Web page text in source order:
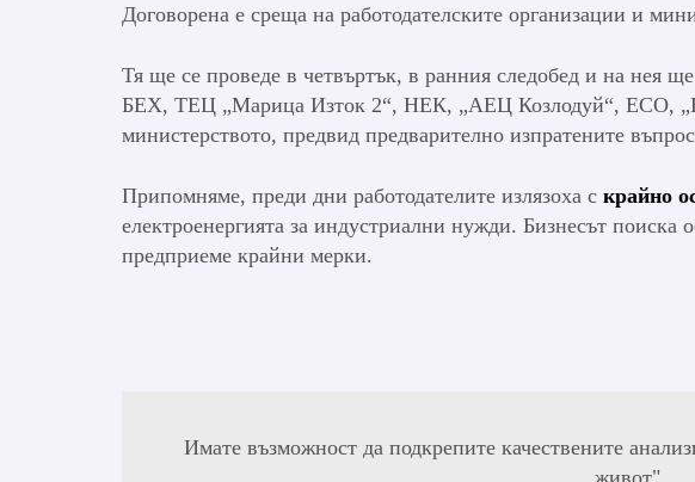
Договорена е среща на работодателските организации и
Тя ще се проведе в четвъртък, в ранния следобед и на нея
БЕХ, ТЕЦ „Марица Изток 2“, НЕК, „АЕЦ Козлодуй“, ЕСО,
министерството, предвид предварително изпратените
Припомняме, преди дни работодателите излязоха с крайно
електроенергията за индустриални нужди. Бизнесът поиска
предприеме крайни мерки.
Имате възможност да подкрепите качествените
живот"